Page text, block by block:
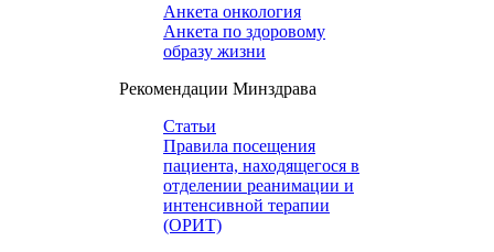
Анкета онкология
Анкета по здоровому
образу жизни
Рекомендации Минздрава
Статьи
Правила посещения
пациента, находящегося в
отделении реанимации и
интенсивной терапии
(ОРИТ)